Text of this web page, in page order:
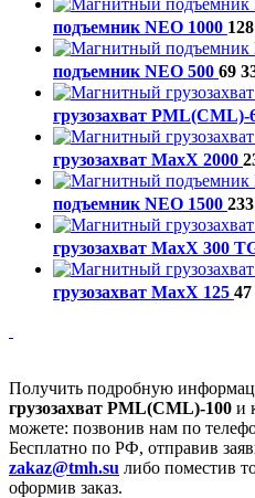
подъемник NEO 1000
подъемник NEO 500 69
грузозахват PML(CML)-
грузозахват МахХ 2000
подъемник NEO 1500
грузозахват МахХ 300
грузозахват МахХ 125
Получить подробную
грузозахват PML(CML)-100 и
можете: позвонив нам по
Бесплатно по РФ, отправив
zakaz@tmh.su либо поместив
оформив заказ.